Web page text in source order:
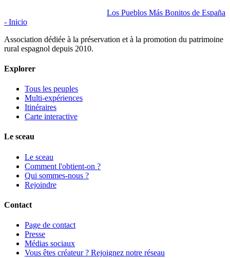
Los Pueblos Más Bonitos de España
- Inicio
Association dédiée à la préservation et à la promotion du patrimoine
rural espagnol depuis 2010.
Explorer
Tous les peuples
Multi-expériences
Itinéraires
Carte interactive
Le sceau
Le sceau
Comment l'obtient-on ?
Qui sommes-nous ?
Rejoindre
Contact
Page de contact
Presse
Médias sociaux
Vous êtes créateur ? Rejoignez notre réseau